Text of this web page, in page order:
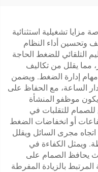
تنظيم الضغط مقاس 2 بوصة مزايا تشغيلية استثنائية
وتحسين أداء النظام
التلقائي للضغط الحاجة
مما يقلل من تكاليف
مهام إدارة الضغط. ويضمن
مدار الساعة، مع الحفاظ على
موظفو المنشأة
للتقلبات في
أو انخفاضات الضغط
اتجاه مجرى السائل ويقلل
ويمثل الكفاءة في
يحافظ الصمام على
بالزيادة المفرطة